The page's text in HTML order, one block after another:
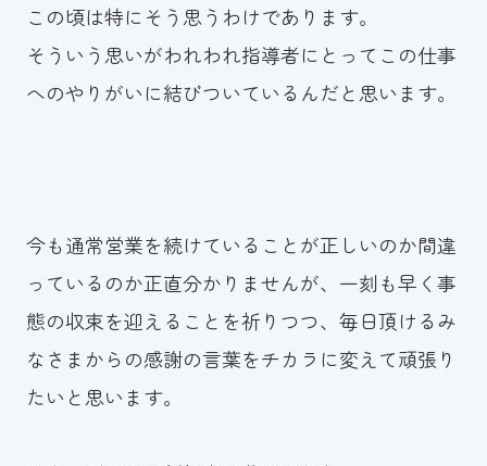
この頃は特にそう思うわけであります。
そういう思いがわれわれ指導者にとってこの仕事
へのやりがいに結びついているんだと思います。
今も通常営業を続けていることが正しいのか間違
っているのか正直分かりませんが、一刻も早く事
態の収束を迎えることを祈りつつ、毎日頂けるみ
なさまからの感謝の言葉をチカラに変えて頑張り
たいと思います。